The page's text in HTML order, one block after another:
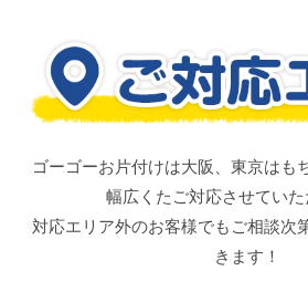
ゴーゴーお片付けは大阪、東京はも
幅広くたご対応させていた
対応エリア外のお客様でもご相談次
きます！